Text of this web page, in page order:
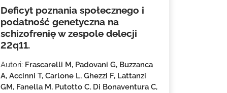
Deficyt poznania społecznego i
podatność genetyczna na
schizofrenię w zespole delecji
22q11.
Autori: Frascarelli M, Padovani G, Buzzanca
A, Accinni T, Carlone L, Ghezzi F, Lattanzi
GM, Fanella M, Putotto C, Di Bonaventura C,